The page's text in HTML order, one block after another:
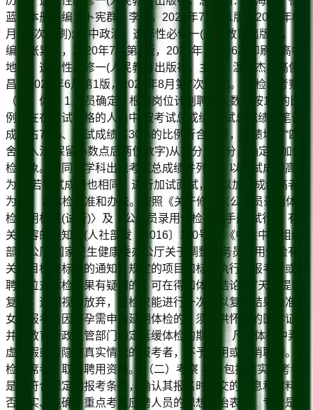
蓝，本册主编：卜宪群，李帆，2020年7月第1版，2025年8
月第5次印刷); 高中政治：选择性必修一(人民教育出版社，主
编：张异宾，2020年7月第1版，2025年7月第6次印刷); 高中
地理：选择性必修一(人民教育出版社，主编：温樊杰、高俊
昌，2020年6月第1版，2025年8月第7次印刷)。 体检与考察
（一）体检 1.人员确定。根据岗位计划聘用人数，按1:1的比
例，在在考试合格的人员中,按考试总成绩(考试总成绩按笔试
成绩占70%、面试成绩占30%的比例折合计算，成绩均按“四
舍五入法”保留小数点后两位数字)从高分到低分，确定参加体
检对象。若同一学科出现考试总成绩并列的，以笔试成绩高者
为先;若笔试成绩也相同，进行加试面试，并以加试成绩高者
为先。 2.体检标准和办法。按照《关于修订〈公务员录用体
检通用标准(试行)〉及〈公务员录用体检操作手册(试行)〉有
关内容的通知》(人社部发〔2016〕140号)和《中共中央组织
部办公厅 国家卫生健康委办公厅关于调整公务员录用体检有
关项目检查标准的通知》规定的项目和标准执行。报考者或招
聘单位对体检结果有疑问的，可在得知体检结论的7天内提出
复检，逾期视为放弃，复检只能进行一次，以复检结果为准。
女性报考者因怀孕需申请延期体检的，须提供怀孕的医学证明
并与教育行政主管部门约定延缓体检的期限。 凡在体检中弄
虚作假或者隐瞒真实情况的报考者，不予聘用或取消聘用。体
检缺席者，取消聘用资格。 （二）考察 考察包括核实报考者
是否符合规定的报考条件，确认其报名时提交的信息和材料是
否真实、准确，重点考核应聘人员的思想政治表现、专业是否